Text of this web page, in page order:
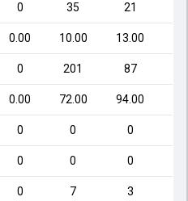
0 35 21
0.00 10.00 13.00
0 201 87
0.00 72.00 94.00
0 0 0
0 0 0
0 7 3